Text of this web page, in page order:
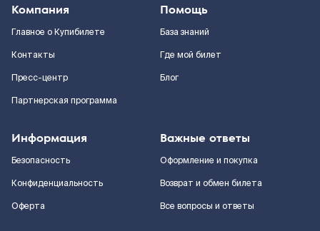
Компания
Главное о Купибилете
Контакты
Пресс-центр
Партнерская программа
Помощь
База знаний
Где мой билет
Блог
Информация
Безопасность
Конфиденциальность
Оферта
Важные ответы
Оформление и покупка
Возврат и обмен билета
Все вопросы и ответы